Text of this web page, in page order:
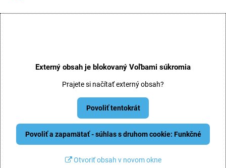
Externý obsah je blokovaný Voľbami súkromia
Prajete si načítať externý obsah?
Povoliť tentokrát
Povoliť a zapamätať - súhlas s druhom cookie: Funkčné
Otvoriť obsah v novom okne